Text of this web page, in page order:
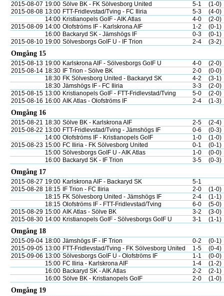
2015-08-07 19:00 Sölve BK - FK Sölvesborg United 5-1
(1-0)
2015-08-08 13:00 FTT-Fridlevstad/Tving - FC Iliria 5-3
(4-0)
14:00 Kristianopels GoIF - AIK Atlas 4-0
(2-0)
2015-08-09 14:00 Olofströms IF - Karlskrona AIF 1-2
(0-1)
16:00 Backaryd SK - Jämshögs IF 0-3
(0-1)
2015-08-10 19:00 Sölvesborgs GoIF U - IF Trion 2-4 (3-2)
Omgång 15
2015-08-13 19:00 Karlskrona AIF - Sölvesborgs GoIF U 4-0
(2-0)
2015-08-14 18:30 IF Trion - Sölve BK 2-0
(0-0)
18:30 FK Sölvesborg United - Backaryd SK 4-2
(3-1)
18:30 Jämshögs IF - FC Iliria 3-3
(2-0)
2015-08-15 13:00 Kristianopels GoIF - FTT-Fridlevstad/Tving 5-0
(2-0)
2015-08-16 16:00 AIK Atlas - Olofströms IF 2-4 (1-3)
Omgång 16
2015-08-21 18:30 Sölve BK - Karlskrona AIF 2-5
(2-4)
2015-08-22 13:00 FTT-Fridlevstad/Tving - Jämshögs IF 0-6
(0-3)
14:00 Olofströms IF - Kristianopels GoIF 1-0
(1-0)
2015-08-23 15:00 FC Iliria - FK Sölvesborg United 0-1
(0-1)
15:00 Sölvesborgs GoIF U - AIK Atlas 1-0
(0-0)
16:00 Backaryd SK - IF Trion 3-5 (0-3)
Omgång 17
2015-08-27 19:00 Karlskrona AIF - Backaryd SK
5-1
2015-08-28 18:15 IF Trion - FC Iliria 2-0
(1-0)
18:15 FK Sölvesborg United - Jämshögs IF 2-4
(1-1)
18:15 Olofströms IF - FTT-Fridlevstad/Tving 6-0
(5-0)
2015-08-29 15:00 AIK Atlas - Sölve BK 3-2
(3-0)
2015-08-30 14:00 Kristianopels GoIF - Sölvesborgs GoIF U 3-1 (1-1)
Omgång 18
2015-09-04 18:00 Jämshögs IF - IF Trion 0-2
(0-1)
2015-09-05 13:00 FTT-Fridlevstad/Tving - FK Sölvesborg United 1-5
(0-4)
2015-09-06 13:00 Sölvesborgs GoIF U - Olofströms IF 1-1
(0-0)
15:00 FC Iliria - Karlskrona AIF 1-4
(1-2)
16:00 Backaryd SK - AIK Atlas 2-2
(2-1)
16:00 Sölve BK - Kristianopels GoIF 2-0 (1-0)
Omgång 19